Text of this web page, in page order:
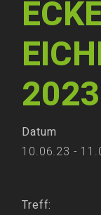
Datum
10.06.23 -
Treff: